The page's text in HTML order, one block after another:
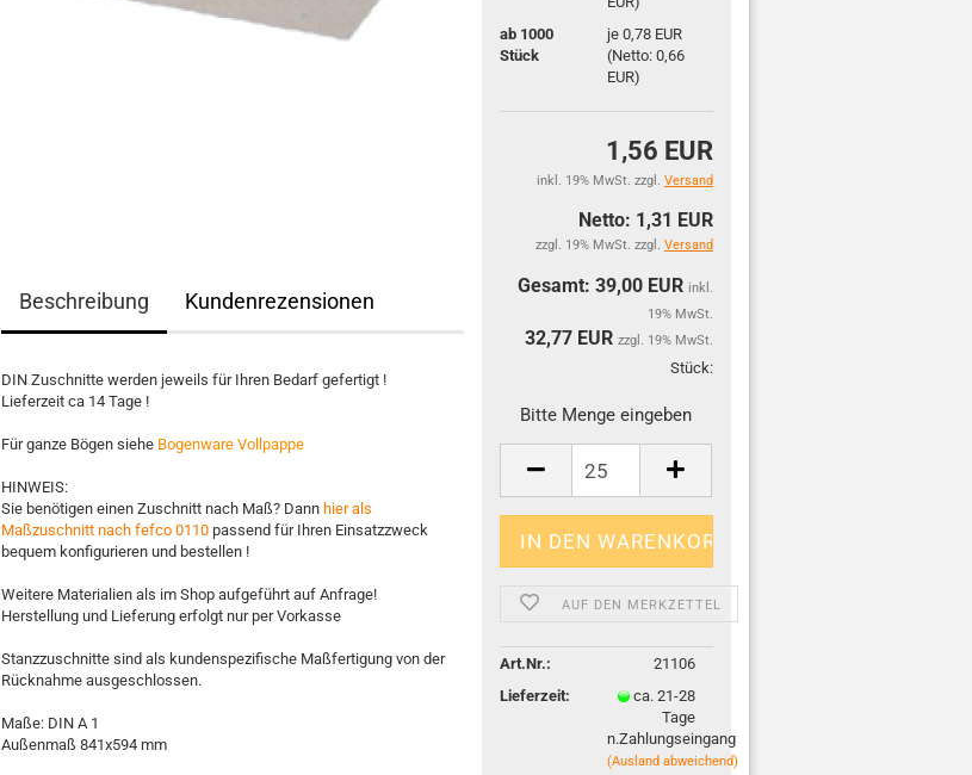
ab 1000
Stück
je 0,78 EUR
(Netto: 0,66
EUR)
1,56 EUR
inkl. 19% MwSt. zzgl. Versand
Netto: 1,31 EUR
zzgl. 19% MwSt. zzgl. Versand
Gesamt: 39,00 EUR inkl.
19% MwSt.
32,77EUR zzgl. 19% MwSt.
Stück:
Bitte Menge eingeben
AUF DEN MERKZETTEL
Art.Nr.:
21106
Lieferzeit:
ca. 21-28
Tage
n.Zahlungseingang
(Ausland abweichend)
Beschreibung Kundenrezensionen
DIN Zuschnitte werden jeweils für Ihren Bedarf gefertigt !
Lieferzeit ca 14 Tage !
Für ganze Bögen siehe Bogenware Vollpappe
HINWEIS:
Sie benötigen einen Zuschnitt nach Maß? Dann hier als
Maßzuschnitt nach fefco 0110 passend für Ihren Einsatzzweck
bequem konfigurieren und bestellen !
Weitere Materialien als im Shop aufgeführt auf Anfrage!
Herstellung und Lieferung erfolgt nur per Vorkasse
Stanzzuschnitte sind als kundenspezifische Maßfertigung von der
Rücknahme ausgeschlossen.
Maße: DIN A 1
Außenmaß 841x594 mm